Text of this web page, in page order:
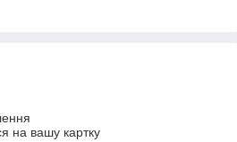
на вашу картку